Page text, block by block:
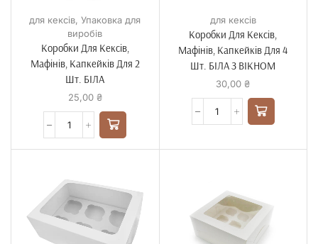
для кексів,Упаковка для
виробів
Коробки Для Кексів,
Мафінів, Капкейків Для 2
Шт. БІЛА
25,00 ₴
для кексів
Коробки Для Кексів,
Мафінів, Капкейків Для 4
Шт. БІЛА З ВІКНОМ
30,00₴